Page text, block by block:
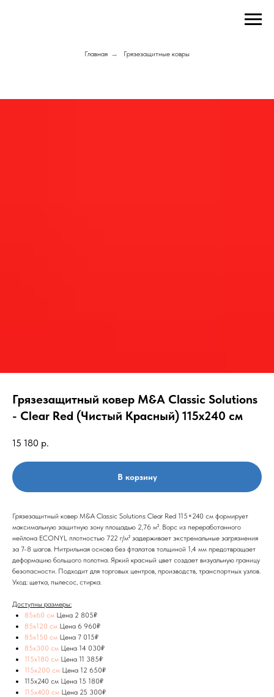
Главная → Грязезащитные ковры
Грязезащитный ковер M&A Classic Solutions
- Clear Red (Чистый Красный) 115х240 см
15 180 р.
В корзину
Грязезащитный ковер M&A Classic Solutions Clear Red 115×240 см формирует
максимальную защитную зону площадью 2,76 м². Ворс из переработанного
нейлона ECONYL плотностью 722 г/м² задерживает экстремальные загрязнения
за 7-8 шагов. Нитрильная основа без фталатов толщиной 1,4 мм предотвращает
деформацию большого полотна. Яркий красный цвет создает визуальную границу
безопасности. Подходит для торговых центров, производств, транспортных узлов.
Уход: щетка, пылесос, стирка.
Доступны размеры:
85х60 см Цена 2 805₽
85х120 см Цена 6 960₽
85х150 см Цена 7 015₽
85х300 см Цена 14 030₽
115х180 см Цена 11 385₽
115х200 см Цена 12 650₽
115х240 см Цена 15 180₽
115х400 см Цена 25 300₽